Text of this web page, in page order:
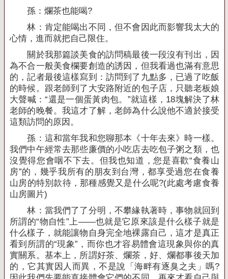
孫：爛茶也能喝?
林：肯定能喝出不同，但不會因此而影響我太大的
心情，進而就把自己限住。
關於我那篇談美食的訪問稿最後一段沒有刊出，因
為不合一般美食欄要創造的誘因，但我看過也滿有意思
的，記者最後這樣寫到：訪問到了九點多，已過了吃飯
的時候。跟老師到了大安路附近的包子店，只聽老板娘
大聲喊：“還是一個蛋黃肉包。”就這樣， 18塊解決了林
老師的晚餐。我這才了解，老師為什么說他不適於接受
這類訪問的原因。
孫：這和當年我和您聊那本《十年去來》時一樣。
我們中午經常去那些廉價的小吃店去吃包子粥之類，也
沒覺得您會咽不下去。但我也知道，您是喜歡“食養山
房”的，幾乎我所有的朋友到台灣，都享受過您在食養
山房的特別款待，那種感覺又是什么呢?(此處考慮食養
山房圖片)
林：當我們了了分明，不攀緣執著時，事物就回到
所謂的“物自性”上——也就是它原來該是什么樣子就是
什么樣子，就能讓物自身完全地裸露自己，這才是真正
看到所謂的“現象”，而你也才容易體會這現象與你的真
實關系。基本上，所謂好茶、爛茶，好、爛都事後天加
的，它其實因人而異，不是說「海畔有逐臭之夫」嗎?